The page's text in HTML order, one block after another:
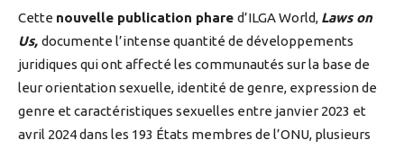
Cette nouvelle publication phare d’ILGA World, Laws on
Us, documente l’intense quantité de développements
juridiques qui ont affecté les communautés sur la base de
leur orientation sexuelle, identité de genre, expression de
genre et caractéristiques sexuelles entre janvier 2023 et
avril 2024 dans les 193 États membres de l’ONU, plusieurs